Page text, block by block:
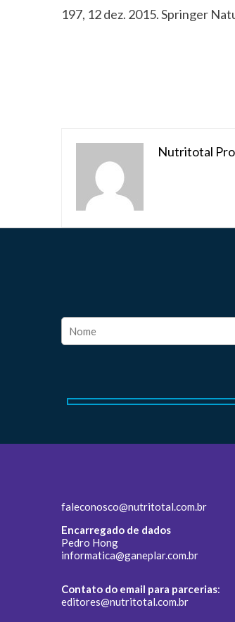
197, 12 dez. 2015. Springer
Nutritotal Pro
faleconosco@nutritotal.com.br
Encarregado de dados
Pedro Hong
informatica@ganeplar.com.br
Contato do email para parcerias:
editores@nutritotal.com.br